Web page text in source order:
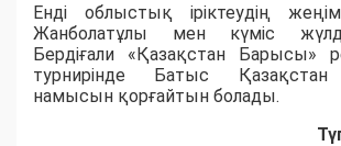
Енді облыстық іріктеудің
Жанболатұлы мен күміс
Бердіғали «Қазақстан Барысы»
турнирінде Батыс
намысын қорғайтын болады.